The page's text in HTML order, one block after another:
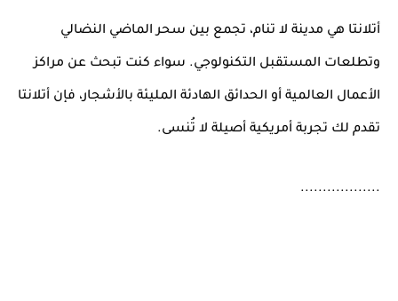
أتلانتا هي مدينة لا تنام، تجمع بين سحر الماضي النضالي
وتطلعات المستقبل التكنولوجي. سواء كنت تبحث عن مراكز
الأعمال العالمية أو الحدائق الهادئة المليئة بالأشجار، فإن أتلانتا
تقدم لك تجربة أمريكية أصيلة لا تُنسى.
..................